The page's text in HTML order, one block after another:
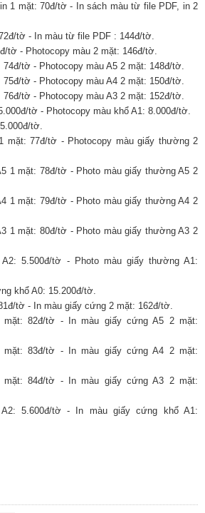
1 mặt: 70đ/tờ - In sách màu từ file PDF, in 2
tờ - In màu từ file PDF : 144đ/tờ.
tờ - Photocopy màu 2 mặt: 146đ/tờ.
74đ/tờ - Photocopy màu A5 2 mặt: 148đ/tờ.
75đ/tờ - Photocopy màu A4 2 mặt: 150đ/tờ.
76đ/tờ - Photocopy màu A3 2 mặt: 152đ/tờ.
tờ - Photocopy màu khổ A1: 8.000đ/tờ.
tờ.
mặt: 77đ/tờ - Photocopy màu giấy thường 2
1 mặt: 78đ/tờ - Photo màu giấy thường A5 2
1 mặt: 79đ/tờ - Photo màu giấy thường A4 2
1 mặt: 80đ/tờ - Photo màu giấy thường A3 2
5.500đ/tờ - Photo màu giấy thường A1:
khổ A0: 15.200đ/tờ.
tờ - In màu giấy cứng 2 mặt: 162đ/tờ.
mặt: 82đ/tờ - In màu giấy cứng A5 2 mặt:
mặt: 83đ/tờ - In màu giấy cứng A4 2 mặt:
mặt: 84đ/tờ - In màu giấy cứng A3 2 mặt:
5.600đ/tờ - In màu giấy cứng khổ A1: